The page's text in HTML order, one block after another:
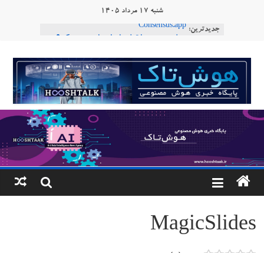
شنبه ۱۷ مرداد ۱۴۰۵
جدیدترین: Consensus.app
طبیعی فارسی
ربات «Aru» محصول شرکت فرانسوی Nio
Robotics
ربات T‑800
هوشتاک
پایگاه
خبری
هوش
مصنوعی
www.hooshtaak.ir
MagicSlides